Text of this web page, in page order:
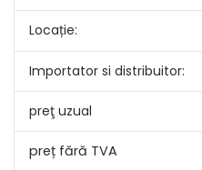
Locație:
Importator si distribuitor:
preţ uzual